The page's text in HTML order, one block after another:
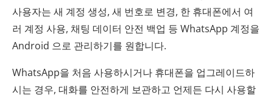
사용자는 새 계정 생성, 새 번호로 변경, 한 휴대폰에서 여
러 계정 사용, 채팅 데이터 안전 백업 등 WhatsApp 계정을
Android 으로 관리하기를 원합니다.
WhatsApp을 처음 사용하시거나 휴대폰을 업그레이드하
시는 경우, 대화를 안전하게 보관하고 언제든 다시 사용할